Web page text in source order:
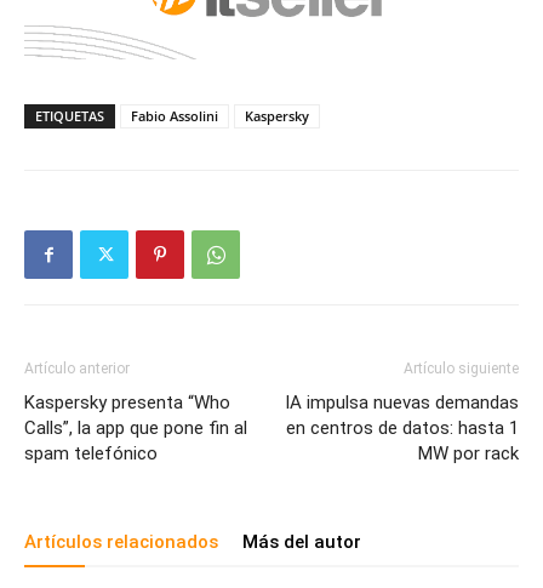
ETIQUETAS Fabio Assolini Kaspersky
Artículo anterior
Kaspersky presenta “Who
Calls”, la app que pone fin al
spam telefónico
Artículo siguiente
IA impulsa nuevas demandas
en centros de datos: hasta 1
MW por rack
Artículos relacionados Más del autor